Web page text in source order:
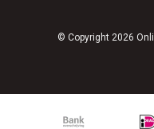
© Copyright 2026